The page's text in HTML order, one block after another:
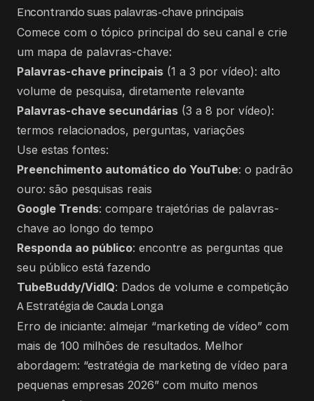
Encontrando suas palavras-chave principais
Comece com o tópico principal do seu canal e crie
um mapa de palavras-chave:
Palavras-chave principais (1 a 3 por vídeo): alto
volume de pesquisa, diretamente relevante
Palavras-chave secundárias (3 a 8 por vídeo):
termos relacionados, perguntas, variações
Use estas fontes:
Preenchimento automático do YouTube: o padrão
ouro: são pesquisas reais
Google Trends: compare trajetórias de palavras-
chave ao longo do tempo
Responda ao público: encontre as perguntas que
seu público está fazendo
TubeBuddy/VidIQ: Dados de volume e competição
A Estratégia de Cauda Longa
Erro de iniciante: almejar “marketing de vídeo” com
mais de 100 milhões de resultados. Melhor
abordagem: “estratégia de marketing de vídeo para
pequenas empresas 2026” com muito menos